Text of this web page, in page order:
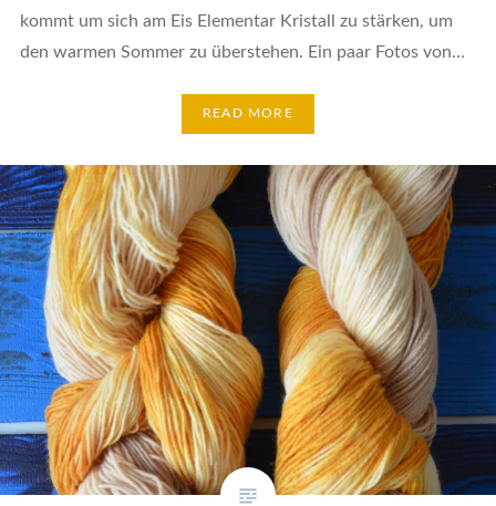
kommt um sich am Eis Elementar Kristall zu stärken, um
den warmen Sommer zu überstehen. Ein paar Fotos von…
READ MORE